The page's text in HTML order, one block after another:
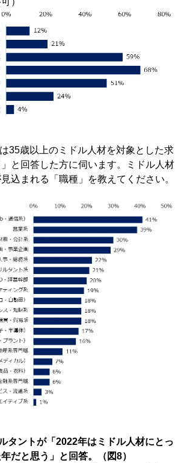
35歳以上のミドル人材を対象とした求
と回答した方に伺います。ミドル人材
込まれる「職種」を教えてください。
タントが「2022年はミドル人材にとっ
だと思う」と回答。（図8）